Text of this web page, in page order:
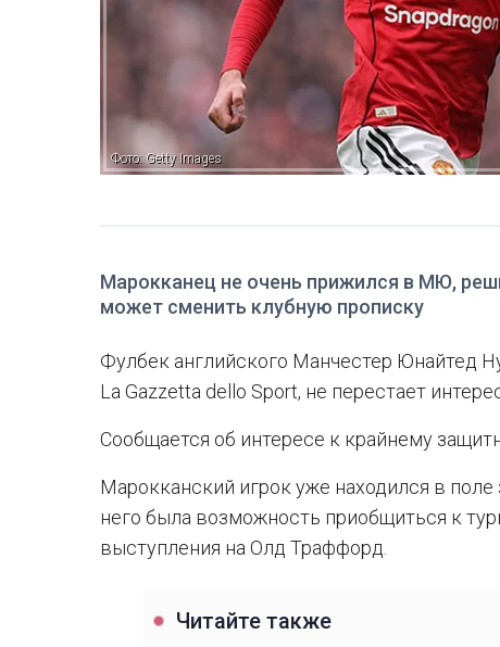
Фото: Getty Images
Марокканец не очень прижился в МЮ,
может сменить клубную прописку
Фулбек английского Манчестер Юнайтед
La Gazzetta dello Sport, не перестает
Сообщается об интересе к крайнему
Марокканский игрок уже находился в
него была возможность приобщиться к
выступления на Олд Траффорд.
Читайте также